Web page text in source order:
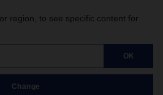
region, to see specific content for
OK
Change